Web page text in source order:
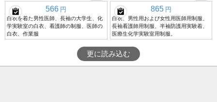
566 円
白衣を着た男性医師、長袖の大学生、化
学実験室の白衣、看護師の制服、医師の
白衣、作業服
865 円
白衣、男性用および女性用医師用制服、
長袖看護師用制服、半袖防護用実験着、
医療生化学実験室用制服。
更に読み込む